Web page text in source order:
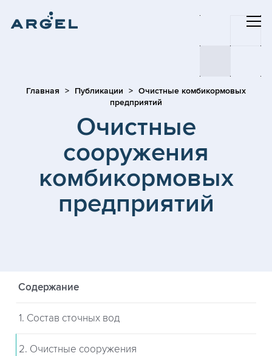
Главная Публикации
Очистные комбикормовых
предприятий
Очистные
сооружения
комбикормовых
предприятий
Содержание
1. Состав сточных вод
2. Очистные сооружения